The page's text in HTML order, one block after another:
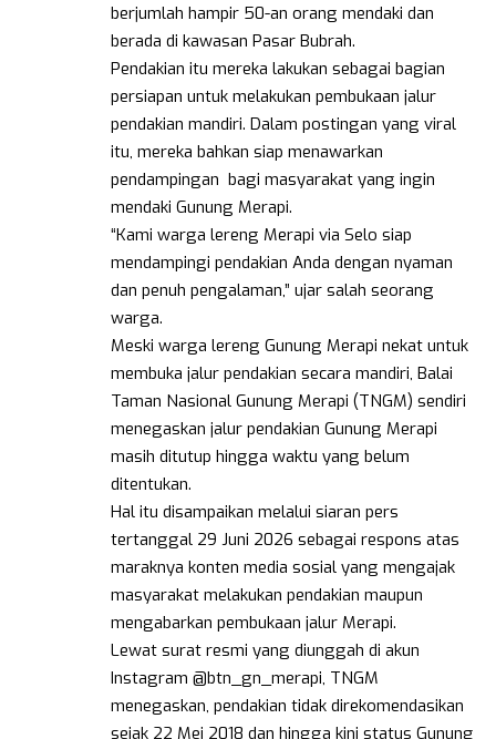
berjumlah hampir 50-an orang mendaki dan
berada di kawasan Pasar Bubrah.
Pendakian itu mereka lakukan sebagai bagian
persiapan untuk melakukan pembukaan jalur
pendakian mandiri. Dalam postingan yang viral
itu, mereka bahkan siap menawarkan
pendampingan bagi masyarakat yang ingin
mendaki Gunung Merapi.
“Kami warga lereng Merapi via Selo siap
mendampingi pendakian Anda dengan nyaman
dan penuh pengalaman,” ujar salah seorang
warga.
Meski warga lereng Gunung Merapi nekat untuk
membuka jalur pendakian secara mandiri, Balai
Taman Nasional Gunung Merapi (TNGM) sendiri
menegaskan jalur pendakian Gunung Merapi
masih ditutup hingga waktu yang belum
ditentukan.
Hal itu disampaikan melalui siaran pers
tertanggal 29 Juni 2026 sebagai respons atas
maraknya konten media sosial yang mengajak
masyarakat melakukan pendakian maupun
mengabarkan pembukaan jalur Merapi.
Lewat surat resmi yang diunggah di akun
Instagram @btn_gn_merapi, TNGM
menegaskan, pendakian tidak direkomendasikan
sejak 22 Mei 2018 dan hingga kini status Gunung